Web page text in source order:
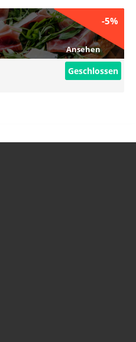
-5%
Ansehen
Geschlossen